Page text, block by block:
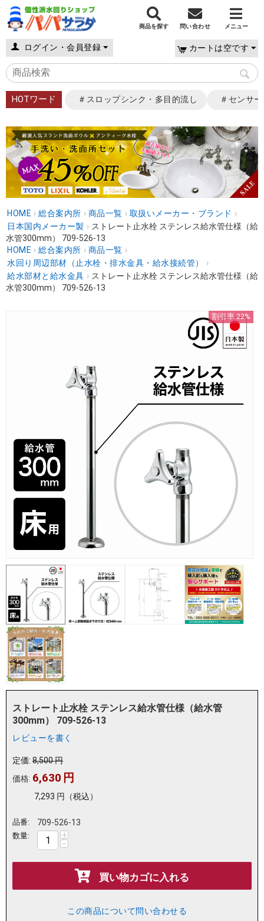
商品を探す 問い合わせ メニュー
ログイン・会員登録 カートは空です
HOTワード ＃スロップシンク・多目的流し ＃センサ
HOME › 総合案内所 › 商品一覧 › 取扱いメーカー・ブランド ›
日本国内メーカー製 › ストレート止水栓 ステンレス給水管仕様（給
水管300mm） 709-526-13
HOME › 総合案内所 › 商品一覧 ›
水回り周辺部材（止水栓・排水金具・給水接続管）
›
給水部材と給水金具 › ストレート止水栓 ステンレス給水管仕様（給
水管300mm） 709-526-13
割引率 22%
ストレート止水栓 ステンレス給水管仕様（給水管
300mm） 709-526-13
レビューを書く
定価: 8,500円
価格: 6,630 円
7,293 円 （税込）
品番: 709-526-13
数量: +
−
買い物カゴに入れる
この商品について問い合わせる